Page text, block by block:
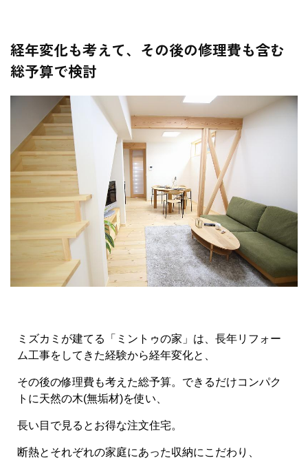
経年変化も考えて、その後の修理費も含む
総予算で検討
ミズカミが建てる「ミントゥの家」は、長年リフォー
ム工事をしてきた経験から経年変化と、
その後の修理費も考えた総予算。できるだけコンパク
トに天然の木(無垢材)を使い、
長い目で見るとお得な注文住宅。
断熱とそれぞれの家庭にあった収納にこだわり、